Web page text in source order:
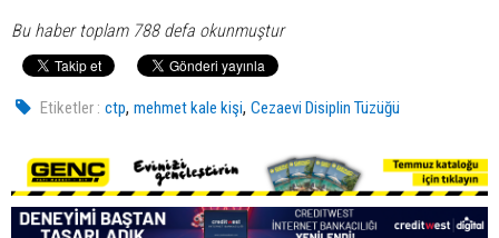
Bu haber toplam 788 defa okunmuştur
Etiketler : ctp,mehmet kale kişi,Cezaevi Disiplin Tüzüğü